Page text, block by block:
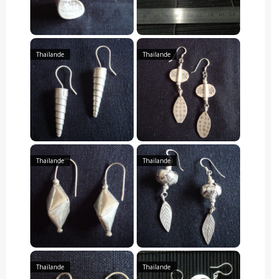
Thaïlande Thaïlande
Thaïlande Thaïlande
Thaïlande Thaïlande